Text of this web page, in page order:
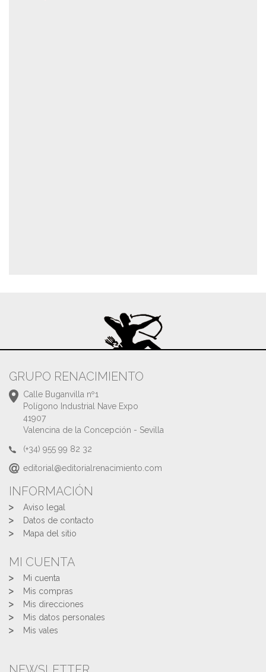
GRUPO RENACIMIENTO
Calle Buganvilla nº1
Polígono Industrial Nave Expo
41907
Valencina de la Concepción - Sevilla
(+34) 955 99 82 32
editorial@editorialrenacimiento.com
INFORMACIÓN
Aviso legal
Datos de contacto
Mapa del sitio
MI CUENTA
Mi cuenta
Mis compras
Mis direcciones
Mis datos personales
Mis vales